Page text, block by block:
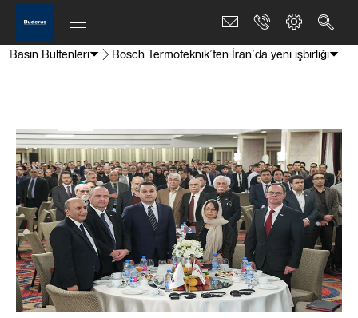
Basın Bültenleri Bosch Termoteknik’ten İran’da yeni işbirliği